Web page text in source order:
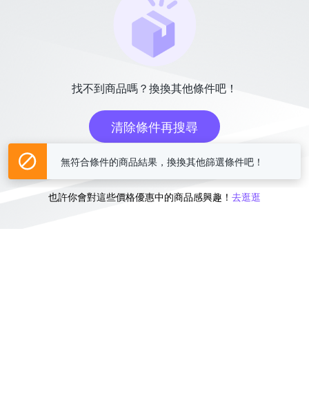
找不到商品嗎？換換其他條件吧！
清除條件再搜尋
或
也許你會對這些價格優惠中的商品感興趣！ 去逛逛
無符合條件的商品結果，換換其他篩選條件吧！